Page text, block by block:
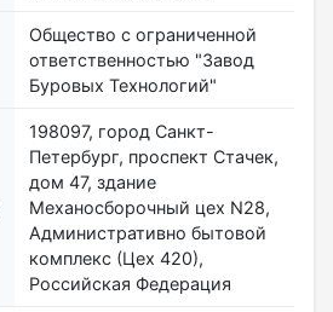
Общество с ограниченной
ответственностью "Завод
Буровых Технологий"
198097, город Санкт-
Петербург, проспект Стачек,
дом 47, здание
Механосборочный цех N28,
Административно бытовой
комплекс (Цех 420),
Российская Федерация